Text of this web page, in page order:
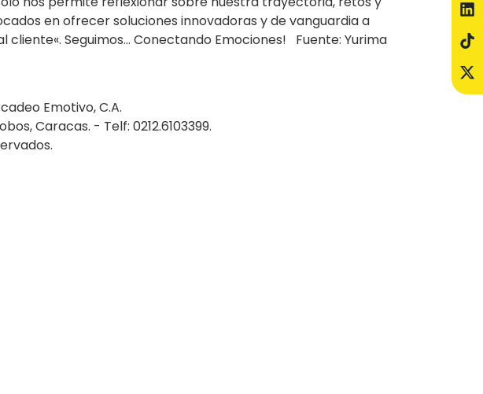
en ofrecer soluciones innovadoras y de vanguardia a
Seguimos… Conectando Emociones! Fuente: Yurima
Emotivo, C.A.
Caracas. - Telf: 0212.6103399.